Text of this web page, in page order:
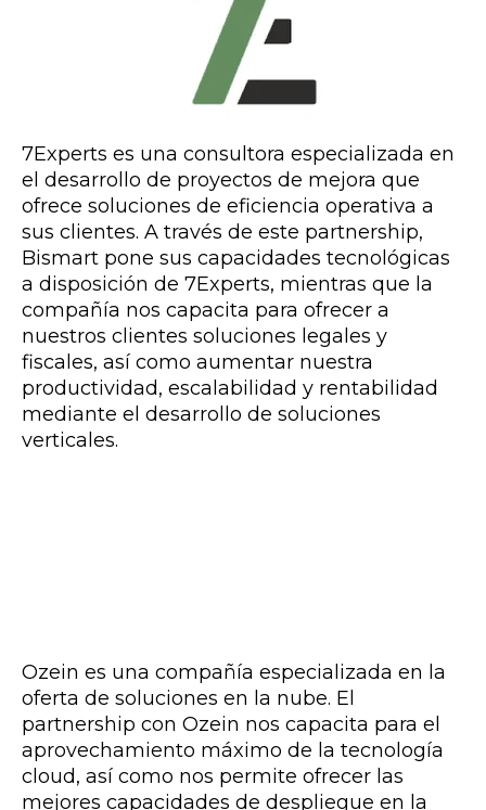
7Experts es una consultora especializada en
el desarrollo de proyectos de mejora que
ofrece soluciones de eficiencia operativa a
sus clientes. A través de este partnership,
Bismart pone sus capacidades tecnológicas
a disposición de 7Experts, mientras que la
compañía nos capacita para ofrecer a
nuestros clientes soluciones legales y
fiscales, así como aumentar nuestra
productividad, escalabilidad y rentabilidad
mediante el desarrollo de soluciones
verticales.
Ozein es una compañía especializada en la
oferta de soluciones en la nube. El
partnership con Ozein nos capacita para el
aprovechamiento máximo de la tecnología
cloud, así como nos permite ofrecer las
mejores capacidades de despliegue en la